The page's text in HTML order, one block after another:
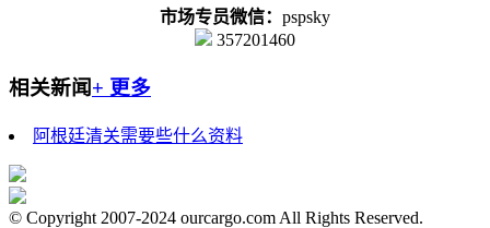
市场专员微信： pspsky
357201460
相关新闻+ 更多
阿根廷清关需要些什么资料
© Copyright 2007-2024 ourcargo.com All Rights Reserved.